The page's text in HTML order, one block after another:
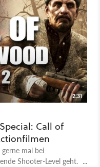
2:31
Call of
mal bei
Shooter-Level geht.